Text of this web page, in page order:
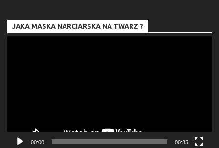
JAKA MASKA NARCIARSKA NA TWARZ ?
00:00 00:35